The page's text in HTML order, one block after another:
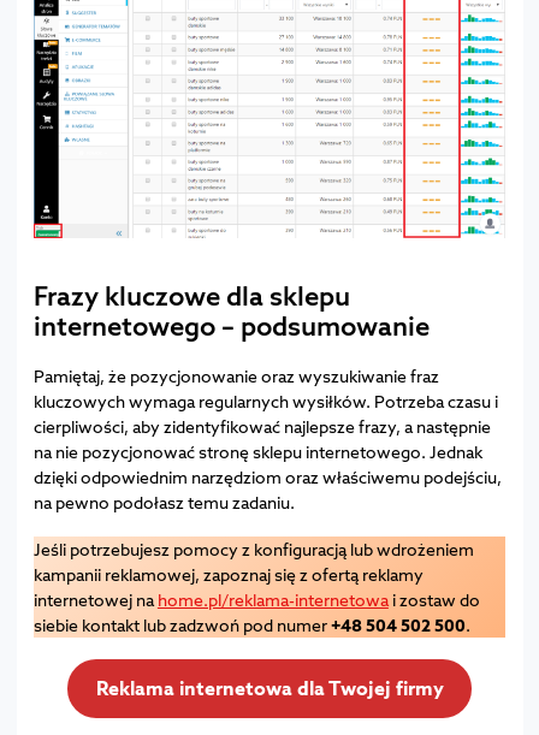
Frazy kluczowe dla sklepu
internetowego – podsumowanie
Pamiętaj, że pozycjonowanie oraz wyszukiwanie fraz
kluczowych wymaga regularnych wysiłków. Potrzeba czasu i
cierpliwości, aby zidentyfikować najlepsze frazy, a następnie
na nie pozycjonować stronę sklepu internetowego. Jednak
dzięki odpowiednim narzędziom oraz właściwemu podejściu,
na pewno podołasz temu zadaniu.
Jeśli potrzebujesz pomocy z konfiguracją lub wdrożeniem
kampanii reklamowej, zapoznaj się z ofertą reklamy
internetowej na home.pl/reklama-internetowai zostaw do
siebie kontakt lub zadzwoń pod numer+48 504 502 500.
Reklama internetowa dla Twojej firmy